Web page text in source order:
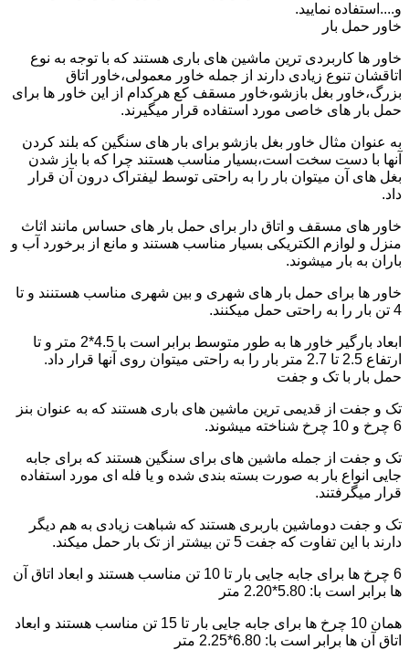
و....استفاده نمایید.
خاور حمل بار
خاور ها کاربردی ترین ماشین های باری هستند که با توجه به نوع
اتاقشان تنوع زیادی دارند از جمله خاور معمولی،خاور اتاق
بزرگ،خاور بغل بازشو،خاور مسقف کع هرکدام از این خاور ها برای
حمل بار های خاصی مورد استفاده قرار میگیرند.
به عنوان مثال خاور بغل بازشو برای بار های سنگین که بلند کردن
آنها با دست سخت است،بسیار مناسب هستند چرا که با باز شدن
بغل های آن میتوان بار را به راحتی توسط لیفتراک درون آن قرار
داد.
خاور های مسقف و اتاق دار برای حمل بار های حساس مانند اثاث
منزل و لوازم الکتریکی بسیار مناسب هستند و مانع از برخورد آب و
باران به بار میشوند.
خاور ها برای حمل بار های شهری و بین شهری مناسب هستنند و تا
4 تن بار را به راحتی حمل میکنند.
ابعاد بارگیر خاور ها به طور متوسط برابر است با 4.5*2 متر و تا
ارتفاع 2.5 تا 2.7 متر بار را به راحتی میتوان روی آنها قرار داد.
حمل بار با تک و جفت
تک و جفت از قدیمی ترین ماشین های باری هستند که به عنوان بنز
6 چرخ و 10 چرخ شناخته میشوند.
تک و جفت از جمله ماشین های برای سنگین هستند که برای جابه
جایی انواع بار به صورت بسته بندی شده و یا فله ای مورد استفاده
قرار میگرفتند.
تک و جفت دوماشین باربری هستند که شباهت زیادی به هم دیگر
دارند با این تفاوت که جفت 5 تن بیشتر از تک بار حمل میکند.
6 چرخ ها برای جابه جایی بار تا 10 تن مناسب هستند و ابعاد اتاق آن
ها برابر است با: 5.80*2.20 متر
همان 10 چرخ ها برای جابه جایی بار تا 15 تن مناسب هستند و ابعاد
اتاق آن ها برابر است با: 6.80*2.25 متر